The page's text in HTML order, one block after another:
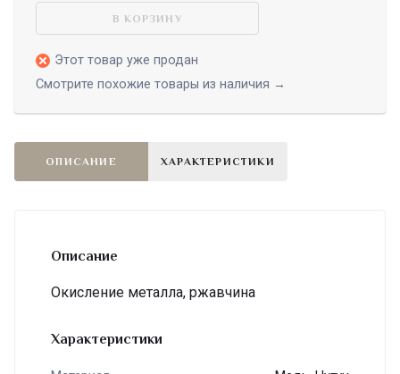
В КОРЗИНУ
Этот товар уже продан
Смотрите похожие товары из наличия →
ОПИСАНИЕ ХАРАКТЕРИСТИКИ
Описание
Окисление металла, ржавчина
Характеристики